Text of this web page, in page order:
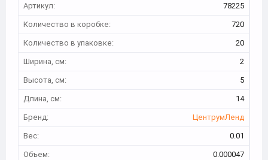
Артикул:
78225
Количество в коробке:
720
Количество в упаковке:
20
Ширина, см:
2
Высота, см:
5
Длина, см:
14
Бренд:
ЦентрумЛенд
Вес:
0.01
Объем:
0.000047